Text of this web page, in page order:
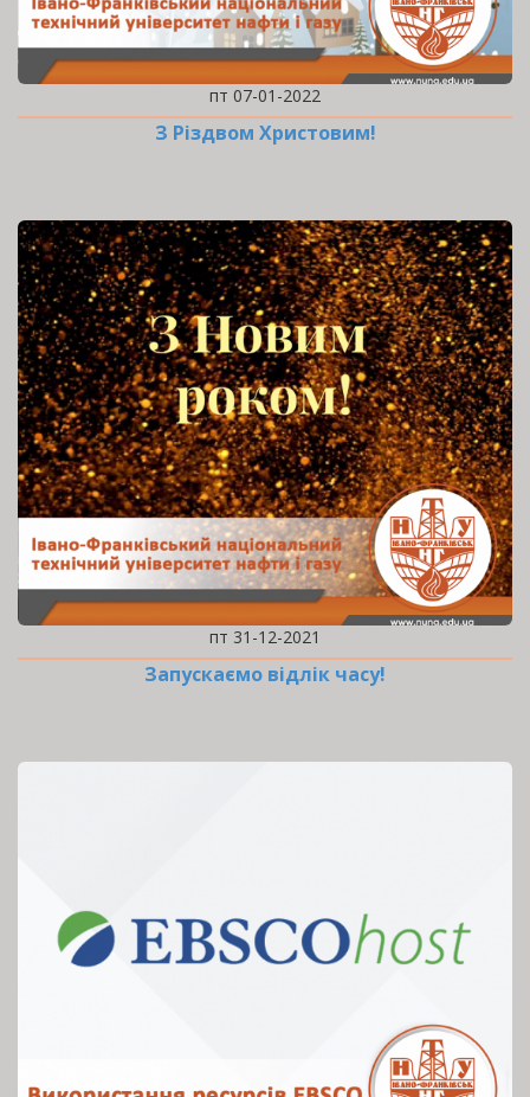
пт 07-01-2022
З Різдвом Христовим!
пт 31-12-2021
Запускаємо відлік часу!